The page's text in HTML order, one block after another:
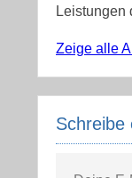
Leistungen
Zeige alle
Schreibe